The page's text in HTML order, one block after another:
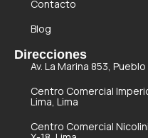
Contacto
Blog
Direcciones
Av. La Marina 853,
Centro Comercial
Lima, Lima
Centro Comercial